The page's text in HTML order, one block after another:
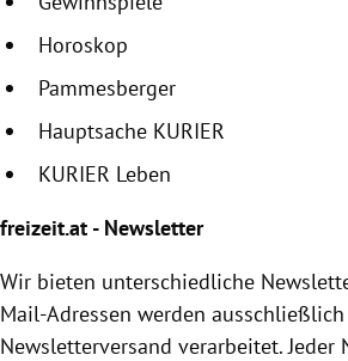
Horoskop
Pammesberger
Hauptsache KURIER
KURIER Leben
freizeit.at - Newsletter
Wir bieten unterschiedliche
Mail-Adressen werden
Newsletterversand verarbeitet. Jeder